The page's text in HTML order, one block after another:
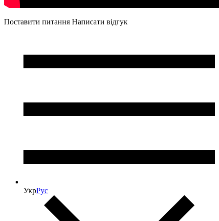
Поставити питання Написати відгук
УкрРус